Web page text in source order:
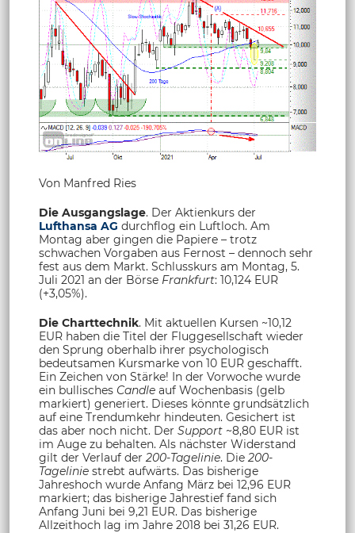
Von Manfred Ries
Die Ausgangslage. Der Aktienkurs der
Lufthansa AG durchflog ein Luftloch. Am
Montag aber gingen die Papiere – trotz
schwachen Vorgaben aus Fernost – dennoch sehr
fest aus dem Markt. Schlusskurs am Montag, 5.
Juli 2021 an der Börse Frankfurt: 10,124 EUR
(+3,05%).
Die Charttechnik. Mit aktuellen Kursen ~10,12
EUR haben die Titel der Fluggesellschaft wieder
den Sprung oberhalb ihrer psychologisch
bedeutsamen Kursmarke von 10 EUR geschafft.
Ein Zeichen von Stärke! In der Vorwoche wurde
ein bullisches Candle auf Wochenbasis (gelb
markiert) generiert. Dieses könnte grundsätzlich
auf eine Trendumkehr hindeuten. Gesichert ist
das aber noch nicht. Der Support ~8,80 EUR ist
im Auge zu behalten. Als nächster Widerstand
gilt der Verlauf der 200-Tagelinie. Die 200-
Tagelinie strebt aufwärts. Das bisherige
Jahreshoch wurde Anfang März bei 12,96 EUR
markiert; das bisherige Jahrestief fand sich
Anfang Juni bei 9,21 EUR. Das bisherige
Allzeithoch lag im Jahre 2018 bei 31,26 EUR.